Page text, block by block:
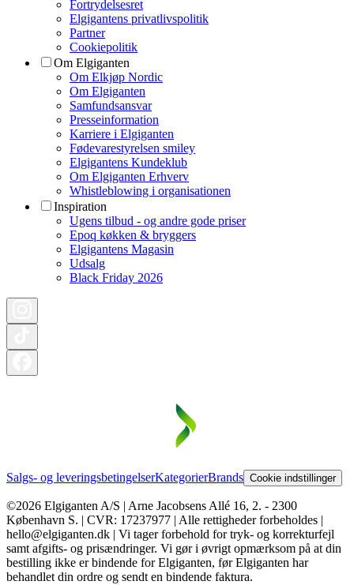
Fortrydelsesret
Elgigantens privatlivspolitik
Partner
Cookiepolitik
Om Elgiganten
Om Elkjøp Nordic
Om Elgiganten
Samfundsansvar
Presseinformation
Karriere i Elgiganten
Fødevarestyrelsen smiley
Elgigantens Kundeklub
Om Elgiganten Erhverv
Whistleblowing i organisationen
Inspiration
Ugens tilbud - og andre gode priser
Epoq køkken & bryggers
Elgigantens Magasin
Udsalg
Black Friday 2026
Salgs- og leveringsbetingelserKategorierBrands Cookie indstillinger
©2026 Elgiganten A/S | Arne Jacobsens Allé 16, 2. - 2300
København S. | CVR: 17237977 | Alle rettigheder forbeholdes |
hello@elgiganten.dk | Vi tager forbehold for tryk- og korrekturfejl
samt afgifts- og prisændringer. Vi gør i øvrigt opmærksom på at din
bestilling ikke er bindende for Elgiganten, før Elgiganten har
behandlet din ordre og sendt en bindende faktura.